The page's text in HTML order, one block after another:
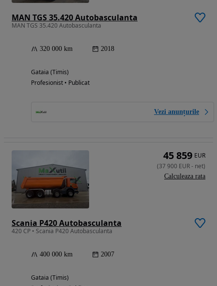
MAN TGS 35.420 Autobasculanta
MAN TGS 35.420 Autobasculanta
320 000 km 2018
Gataia (Timis)
Profesionist • Publicat
Vezi anunțurile
Scania P420 Autobasculanta
420 CP • Scania P420 Autobasculanta
400 000 km 2007
Gataia (Timis)
45 859 EUR
(37 900 EUR- net)
Calculeaza rata